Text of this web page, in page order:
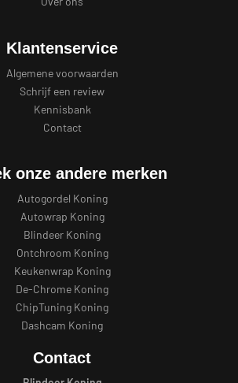
Klantenservice
Algemene voorwaarden
Schrijf een review
Kennisbank
Contact
onze andere merken
Autogordel Koning
Autowrap Koning
Blindeer Koning
Ontchroom Koning
Keukenwrap Koning
De-Chrome Koning
ChipTuning Koning
Dashcam Koning
Contact